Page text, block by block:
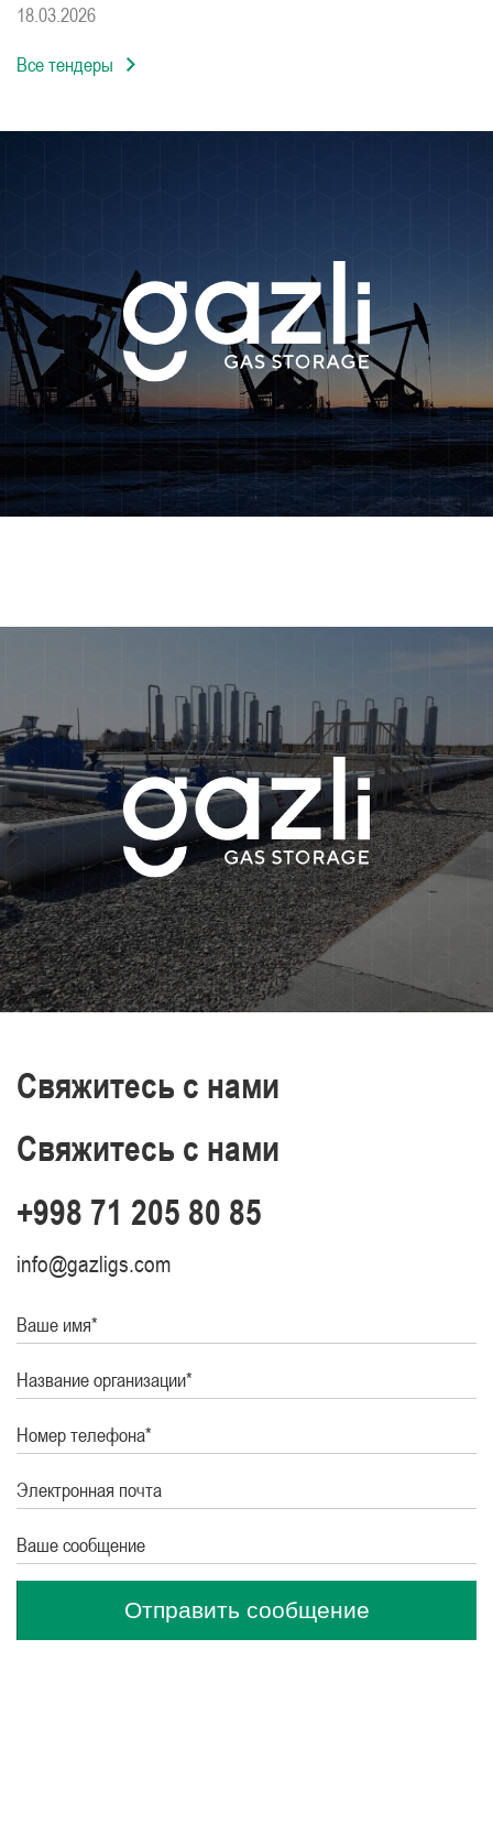
18.03.2026
Все тендеры
Свяжитесь с нами
Свяжитесь с нами
+998 71 205 80 85
info@gazligs.com
Ваше имя*
Название организации*
Номер телефона*
Электронная почта
Ваше сообщение
Отправить сообщение